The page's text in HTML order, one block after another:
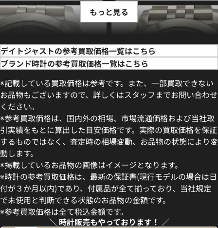
イトジャスト 41 126300 ス
格
点の参考買取価格です
ー
参考買取価格
1,727,000円
※2026年5月27日時点の参考
もっと見る
デイトジャストの参考買取価格一覧はこちら
ブランド時計の参考買取価格一覧はこちら
※記載している買取価格は参考です。また、一部買取できない
お品物もございますので、詳しくはスタッフまでお問い合わせ
ください。
※参考買取価格は、国内外の相場、市場流通価格および当社取
引実績をもとに算出した目安価格です。実際の買取価格を保証
するものではなく、査定時の相場変動、お品物の状態により変
動します。
※掲載しているお品物の画像はイメージとなります。
※時計の参考買取価格は、最新の保証書(現行モデルの場合は日
付が３か月以内)であり、付属品が全て揃っており、当社規定
で未使用と判断できる状態のお品物の金額です。
※参考買取価格は全て税込金額です。
＼ 時計販売もやっております！ ／